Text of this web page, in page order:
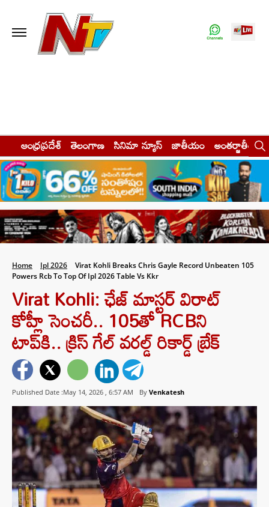
ఆంధ్రప్రదేశ్ తెలంగాణ సినిమా న్యూస్ జాతీయం అంతర్జాతీయం
Home Ipl 2026
Virat Kohli Breaks Chris Gayle Record Unbeaten 105
Powers Rcb To Top Of Ipl 2026 Table Vs Kkr
Virat Kohli: ఛేజ్ మాస్టర్ విరాట్
కోహ్లీ సెంచరీ.. 105తో RCBని
టాప్‌కి.. క్రిస్ గేల్ వరల్డ్ రికార్డ్ బ్రేక్
Published Date :May 14, 2026 , 6:57 AM By Venkatesh